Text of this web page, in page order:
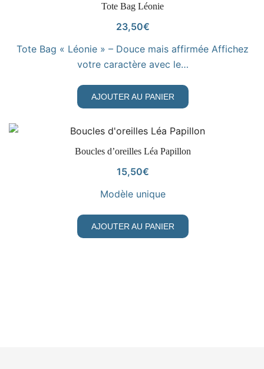
VOIR LE PRODUIT
Tote Bag Léonie
23,50€
Tote Bag « Léonie » – Douce mais affirmée Affichez
votre caractère avec le…
AJOUTER AU PANIER
VOIR LE PRODUIT
Boucles d’oreilles Léa Papillon
15,50€
Modèle unique
AJOUTER AU PANIER